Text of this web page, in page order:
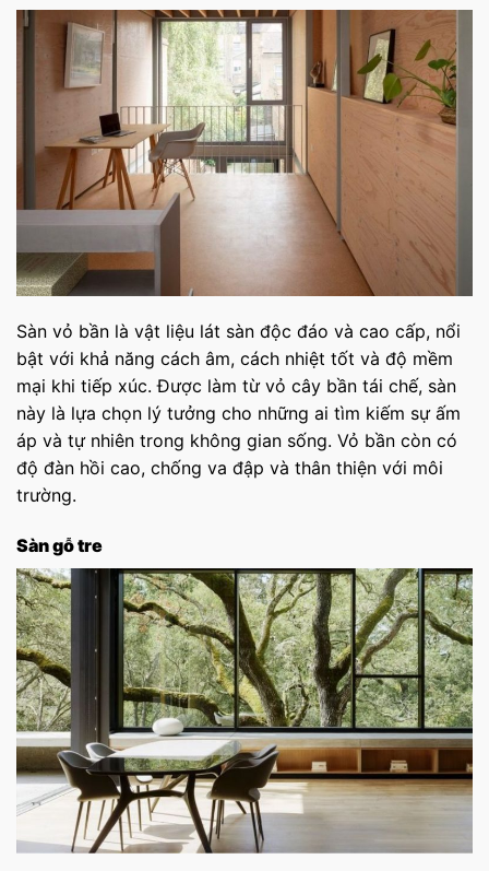
Sàn vỏ bần là vật liệu lát sàn độc đáo và cao cấp, nổi
bật với khả năng cách âm, cách nhiệt tốt và độ mềm
mại khi tiếp xúc. Được làm từ vỏ cây bần tái chế, sàn
này là lựa chọn lý tưởng cho những ai tìm kiếm sự ấm
áp và tự nhiên trong không gian sống. Vỏ bần còn có
độ đàn hồi cao, chống va đập và thân thiện với môi
trường.
Sàn gỗ tre